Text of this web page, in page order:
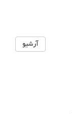
آرشیو